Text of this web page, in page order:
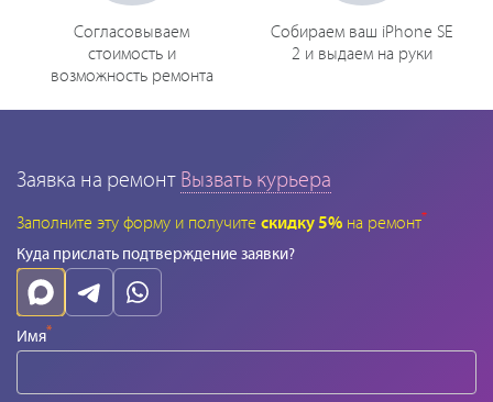
Согласовываем
стоимость и
возможность ремонта
Собираем ваш iPhone SE
2 и выдаем на руки
Заявка на ремонт Вызвать курьера
Заполните эту форму и получите скидку 5% на ремонт*
Куда прислать подтверждение заявки?
Имя*